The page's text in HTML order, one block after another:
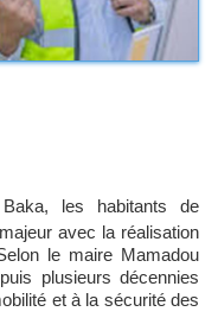
les habitants de
avec la réalisation
le maire Mamadou
plusieurs décennies
et à la sécurité des